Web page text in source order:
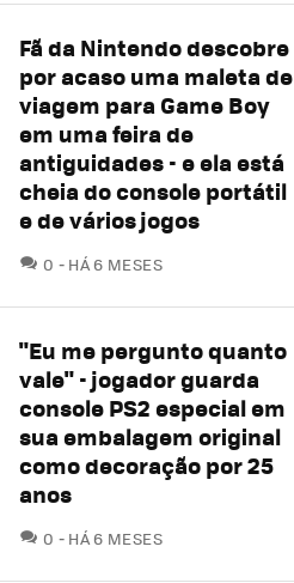
Fã da Nintendo descobre
por acaso uma maleta de
viagem para Game Boy
em uma feira de
antiguidades - e ela está
cheia do console portátil
e de vários jogos
0 COMENTÁRIOS
HÁ 6 MESES
"Eu me pergunto quanto
vale" - jogador guarda
console PS2 especial em
sua embalagem original
como decoração por 25
anos
0 COMENTÁRIOS
HÁ 6 MESES